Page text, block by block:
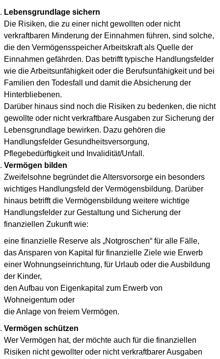
Lebensgrundlage sichern
Die Risiken, die zu einer nicht gewollten oder nicht
verkraftbaren Minderung der Einnahmen führen, sind solche,
die den Vermögensspeicher Arbeitskraft als Quelle der
Einnahmen gefährden. Das betrifft typische Handlungsfelder
wie die Arbeitsunfähigkeit oder die Berufsunfähigkeit und bei
Familien den Todesfall und damit die Absicherung der
Hinterbliebenen.
Darüber hinaus sind noch die Risiken zu bedenken, die nicht
gewollte oder nicht verkraftbare Ausgaben zur Sicherung der
Lebensgrundlage bewirken. Dazu gehören die
Handlungsfelder Gesundheitsversorgung,
Pflegebedürftigkeit und Invalidität/Unfall.
Vermögen bilden
Zweifelsohne begründet die Altersvorsorge ein besonders
wichtiges Handlungsfeld der Vermögensbildung. Darüber
hinaus betrifft die Vermögensbildung weitere wichtige
Handlungsfelder zur Gestaltung und Sicherung der
finanziellen Zukunft wie:
eine finanzielle Reserve als „Notgroschen“ für alle Fälle,
das Ansparen von Kapital für finanzielle Ziele wie Erwerb
einer Wohnungseinrichtung, für Urlaub oder die Ausbildung
der Kinder,
den Aufbau von Eigenkapital zum Erwerb von
Wohneigentum oder
die Anlage von freiem Vermögen.
Vermögen schützen
Wer Vermögen hat, der möchte auch für die finanziellen
Risiken nicht gewollter oder nicht verkraftbarer Ausgaben